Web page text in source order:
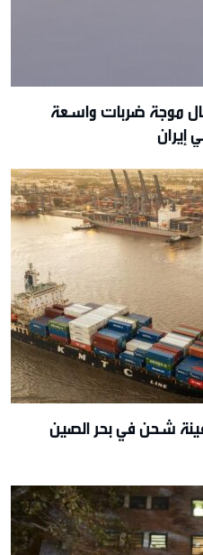
موجة ضربات واسعة
إيران
سفينة شحن في بحر الصين